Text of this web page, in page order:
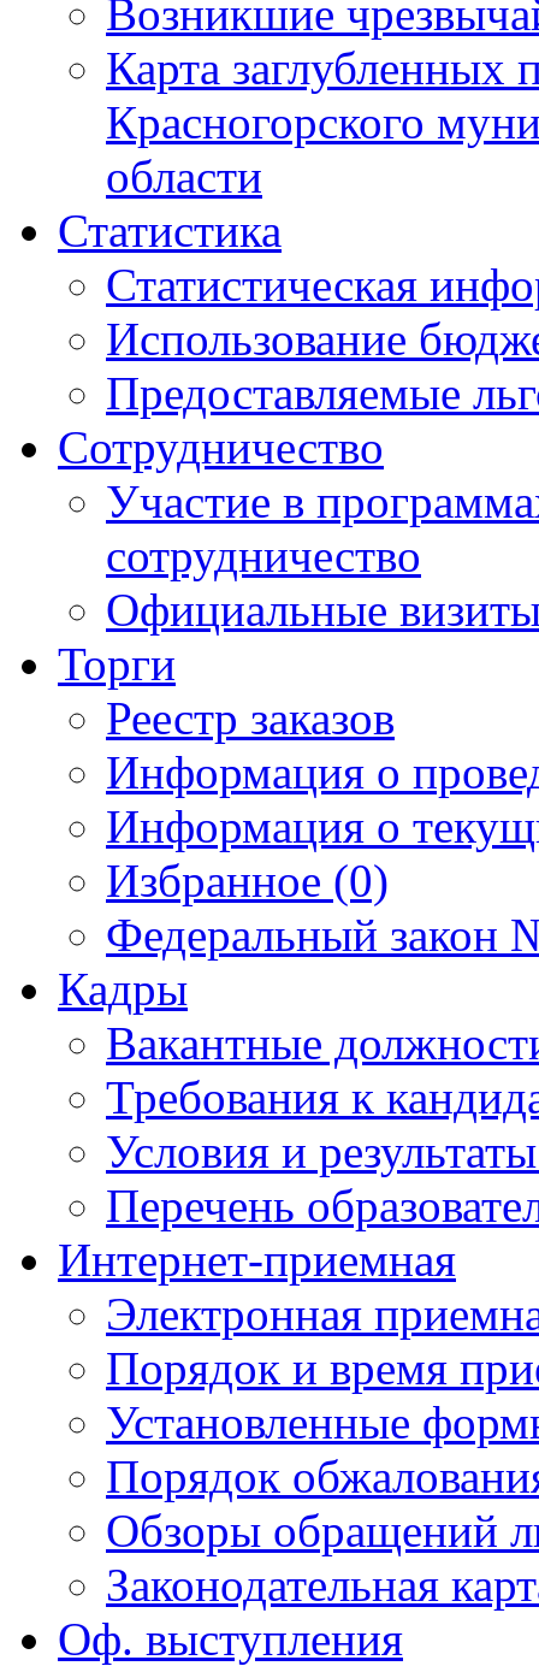
Возникшие
Карта
Красногорского
области
Статистика
Статистическая
Использование
Предоставляемые
Сотрудничество
Участие в
сотрудничество
Официальные
Торги
Реестр заказов
Информация о
Информация о
Избранное (0)
Федеральный закон
Кадры
Вакантные
Требования к
Условия и
Перечень
Интернет-приемная
Электронная
Порядок и время
Установленные
Порядок
Обзоры обращений
Законодательная
Оф. выступления